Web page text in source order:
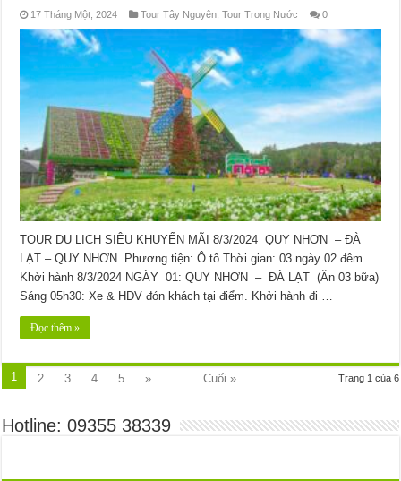
17 Tháng Một, 2024 Tour Tây Nguyên ,Tour Trong Nước 0
TOUR DU LỊCH SIÊU KHUYẾN MÃI 8/3/2024 QUY NHƠN – ĐÀ
LẠT – QUY NHƠN Phương tiện: Ô tô Thời gian: 03 ngày 02 đêm
Khởi hành 8/3/2024 NGÀY 01: QUY NHƠN – ĐÀ LẠT (Ăn 03 bữa)
Sáng 05h30: Xe & HDV đón khách tại điểm. Khởi hành đi …
Đọc thêm »
Trang 1 của 6
1 2 3 4 5 » ... Cuối »
Hotline: 09355 38339